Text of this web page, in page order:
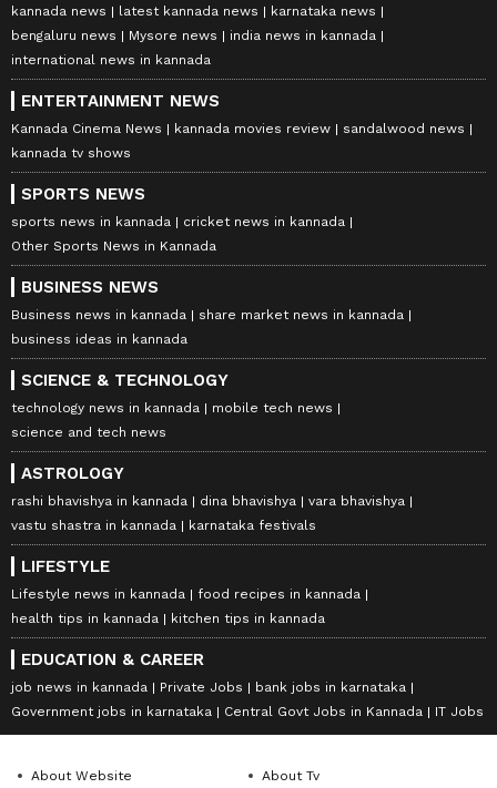
kannada news latest kannada news
karnataka news
bengaluru news
Mysore news
india news in kannada
international news in kannada
ENTERTAINMENT NEWS
Kannada Cinema News kannada movies review
sandalwood news
kannada tv shows
SPORTS NEWS
sports news in kannada
cricket news in kannada
Other Sports News in Kannada
BUSINESS NEWS
Business news in kannada
share market news in kannada
business ideas in kannada
SCIENCE & TECHNOLOGY
technology news in kannada
mobile tech news
science and tech news
ASTROLOGY
rashi bhavishya in kannada dina bhavishya
vara bhavishya
vastu shastra in kannada
karnataka festivals
LIFESTYLE
Lifestyle news in kannada
food recipes in kannada
health tips in kannada
kitchen tips in kannada
EDUCATION & CAREER
job news in kannada Private Jobs
bank jobs in karnataka
Government jobs in karnataka
Central Govt Jobs in Kannada IT Jobs
About Website About Tv